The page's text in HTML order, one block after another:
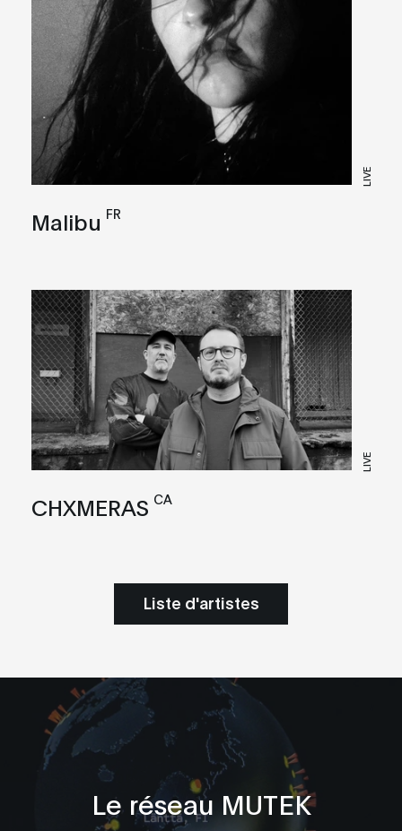
LIVE
Malibu FR
LIVE
CHXMERAS CA
Liste d'artistes
Le réseau MUTEK